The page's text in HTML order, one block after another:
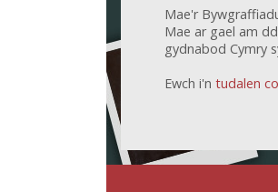
Mae'r
Mae ar gael am
gydnabod Cymry
Ewch i'n tudalen